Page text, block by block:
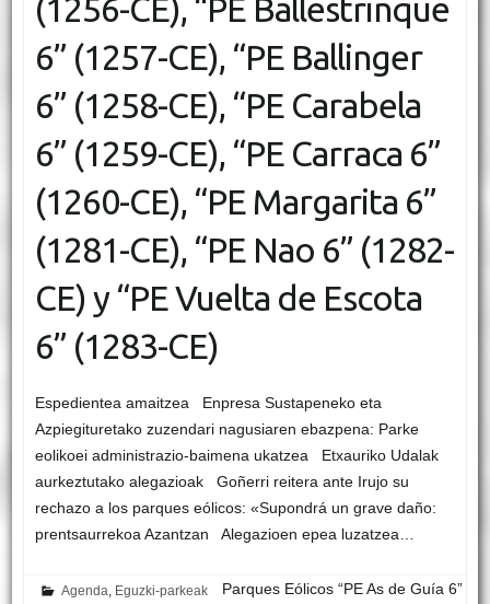
(1256-CE), “PE Ballestrinque
6” (1257-CE), “PE Ballinger
6” (1258-CE), “PE Carabela
6” (1259-CE), “PE Carraca 6”
(1260-CE), “PE Margarita 6”
(1281-CE), “PE Nao 6” (1282-
CE) y “PE Vuelta de Escota
6” (1283-CE)
Espedientea amaitzea Enpresa Sustapeneko eta
Azpiegituretako zuzendari nagusiaren ebazpena: Parke
eolikoei administrazio-baimena ukatzea Etxauriko Udalak
aurkeztutako alegazioak Goñerri reitera ante Irujo su
rechazo a los parques eólicos: «Supondrá un grave daño:
prentsaurrekoa Azantzan Alegazioen epea luzatzea…
Agenda, Eguzki-parkeak
Parques Eólicos “PE As de Guía 6”